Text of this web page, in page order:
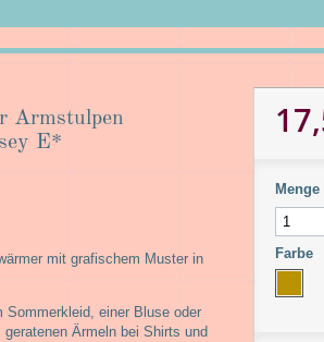
Armstulpen
E*
mit grafischem Muster in
Sommerkleid, einer Bluse oder
Ärmeln bei Shirts und
Menge
Farbe